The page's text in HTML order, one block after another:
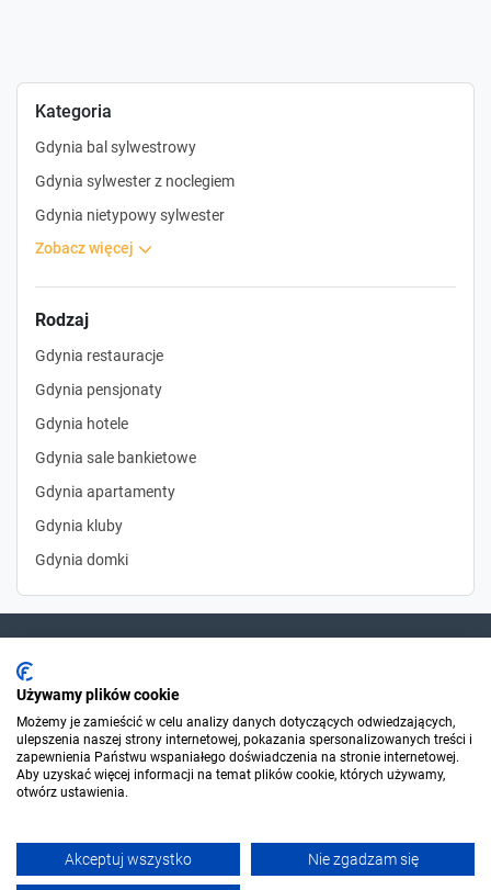
Kategoria
Gdynia bal sylwestrowy
Gdynia sylwester z noclegiem
Gdynia nietypowy sylwester
zobacz więcej
Rodzaj
Gdynia restauracje
Gdynia pensjonaty
Gdynia hotele
Gdynia sale bankietowe
Gdynia apartamenty
Gdynia kluby
Gdynia domki
Dla szukających
Dla organizatorów
Używamy plików cookie
Możemy je zamieścić w celu analizy danych dotyczących odwiedzających,
ulepszenia naszej strony internetowej, pokazania spersonalizowanych treści i
zapewnienia Państwu wspaniałego doświadczenia na stronie internetowej.
Aby uzyskać więcej informacji na temat plików cookie, których używamy,
otwórz ustawienia.
Akceptuj wszystko Nie zgadzam się